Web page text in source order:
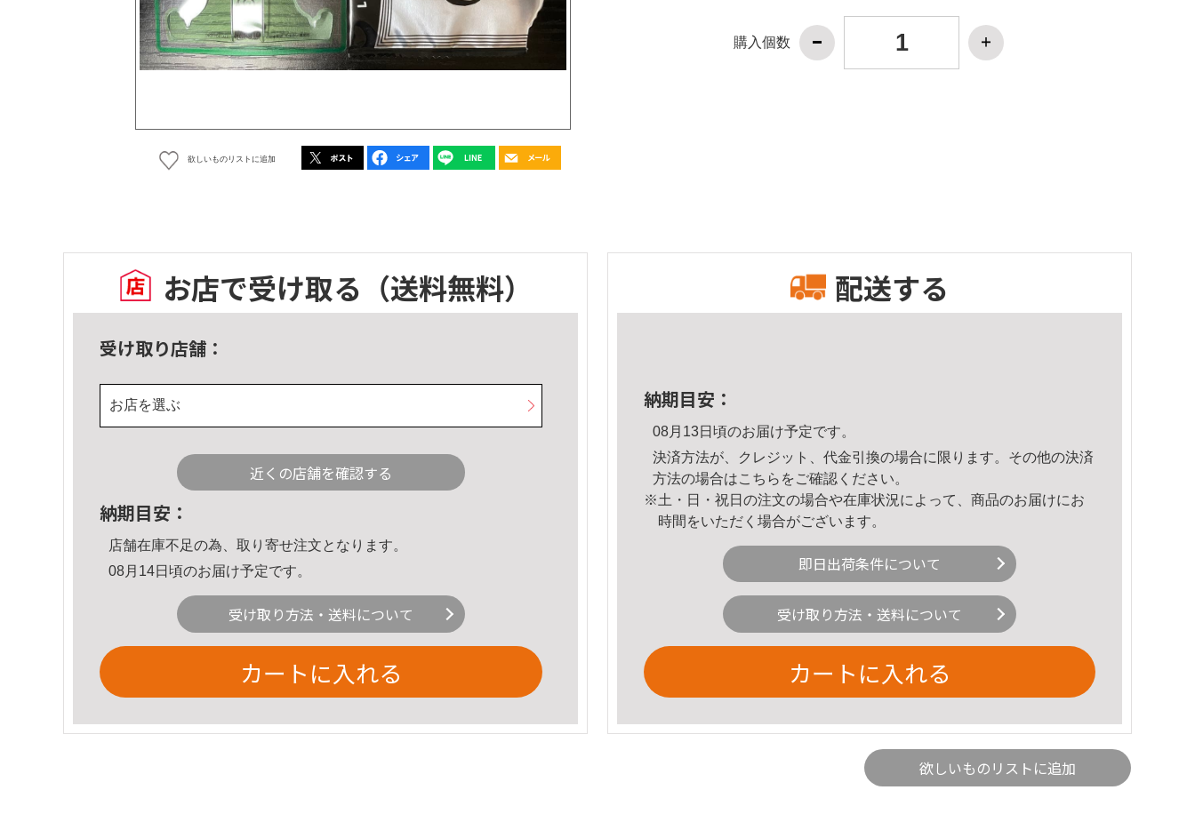
欲しいものリストに追加
購入個数
お店で受け取る （送料無料）
受け取り店舗：
お店を選ぶ
近くの店舗を確認する
納期目安：
店舗在庫不足の為、取り寄せ注文となります。
08月14日頃のお届け予定です。
受け取り方法・送料について
カートに入れる
配送する
納期目安：
08月13日頃のお届け予定です。
決済方法が、クレジット、代金引換の場合に限ります。その他の決済
方法の場合はこちら をご確認ください。
※土・日・祝日の注文の場合や在庫状況によって、商品のお届けにお
時間をいただく場合がございます。
即日出荷条件について
受け取り方法・送料について
カートに入れる
欲しいものリストに追加